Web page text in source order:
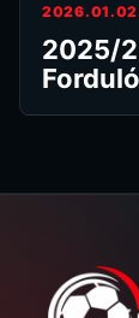
2025/
Forduló